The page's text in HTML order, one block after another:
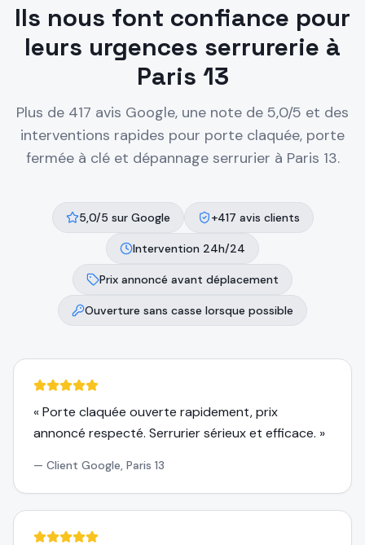
Ils nous font confiance pour
leurs urgences serrurerie à
Paris 13
Plus de 417 avis Google, une note de 5,0/5 et des
interventions rapides pour porte claquée, porte
fermée à clé et dépannage serrurier à Paris 13.
5,0/5 sur Google +417 avis clients
Intervention 24h/24
Prix annoncé avant déplacement
Ouverture sans casse lorsque possible
«Porte claquée ouverte rapidement, prix
annoncé respecté. Serrurier sérieux et efficace. »
— Client Google, Paris 13